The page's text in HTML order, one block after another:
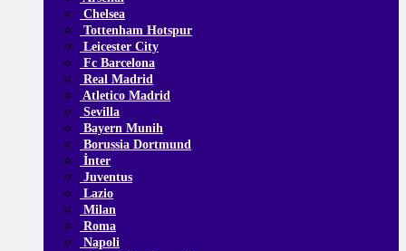
Chelsea
Tottenham Hotspur
Leicester City
Fc Barcelona
Real Madrid
Atletico Madrid
Sevilla
Bayern Munih
Borussia Dortmund
İnter
Juventus
Lazio
Milan
Roma
Napoli